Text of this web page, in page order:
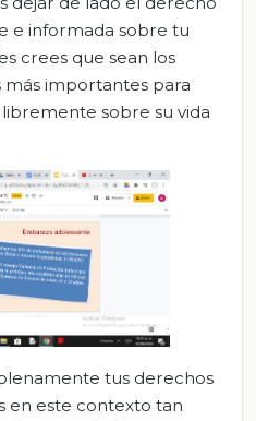
e informada sobre tu
crees que sean los
más importantes para
sobre su vida
tus derechos
en este contexto tan